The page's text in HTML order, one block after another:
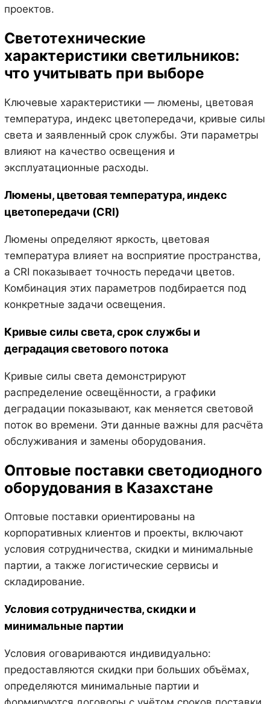
проектов.
Светотехнические
характеристики светильников:
что учитывать при выборе
Ключевые характеристики — люмены, цветовая
температура, индекс цветопередачи, кривые силы
света и заявленный срок службы. Эти параметры
влияют на качество освещения и
эксплуатационные расходы.
Люмены, цветовая температура, индекс
цветопередачи (CRI)
Люмены определяют яркость, цветовая
температура влияет на восприятие пространства,
а CRI показывает точность передачи цветов.
Комбинация этих параметров подбирается под
конкретные задачи освещения.
Кривые силы света, срок службы и
деградация светового потока
Кривые силы света демонстрируют
распределение освещённости, а графики
деградации показывают, как меняется световой
поток во времени. Эти данные важны для расчёта
обслуживания и замены оборудования.
Оптовые поставки светодиодного
оборудования в Казахстане
Оптовые поставки ориентированы на
корпоративных клиентов и проекты, включают
условия сотрудничества, скидки и минимальные
партии, а также логистические сервисы и
складирование.
Условия сотрудничества, скидки и
минимальные партии
Условия оговариваются индивидуально:
предоставляются скидки при больших объёмах,
определяются минимальные партии и